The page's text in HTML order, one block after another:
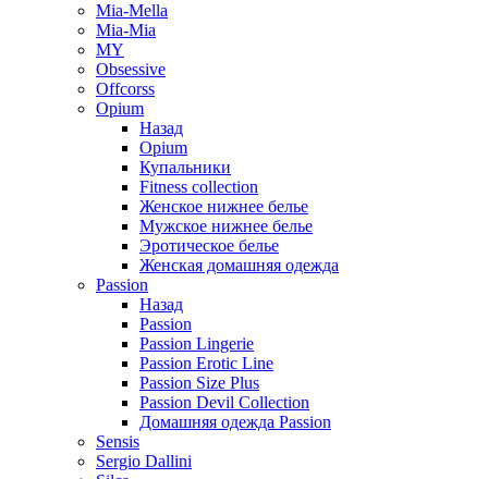
Mia-Mella
Mia-Mia
MY
Obsessive
Offcorss
Opium
Назад
Opium
Купальники
Fitness collection
Женское нижнее белье
Мужское нижнее белье
Эротическое белье
Женская домашняя одежда
Passion
Назад
Passion
Passion Lingerie
Passion Erotic Line
Passion Size Plus
Passion Devil Collection
Домашняя одежда Passion
Sensis
Sergio Dallini